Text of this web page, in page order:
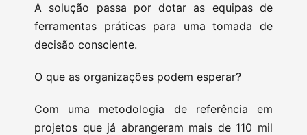
A solução passa por dotar as equipas de
ferramentas práticas para uma tomada de
decisão consciente.
O que as organizações podem esperar?
Com uma metodologia de referência em
projetos que já abrangeram mais de 110 mil